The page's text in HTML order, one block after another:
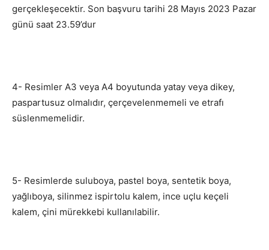
gerçekleşecektir. Son başvuru tarihi 28 Mayıs 2023 Pazar
günü saat 23.59’dur
4- Resimler A3 veya A4 boyutunda yatay veya dikey,
paspartusuz olmalıdır, çerçevelenmemeli ve etrafı
süslenmemelidir.
5- Resimlerde suluboya, pastel boya, sentetik boya,
yağlıboya, silinmez ispirtolu kalem, ince uçlu keçeli
kalem, çini mürekkebi kullanılabilir.